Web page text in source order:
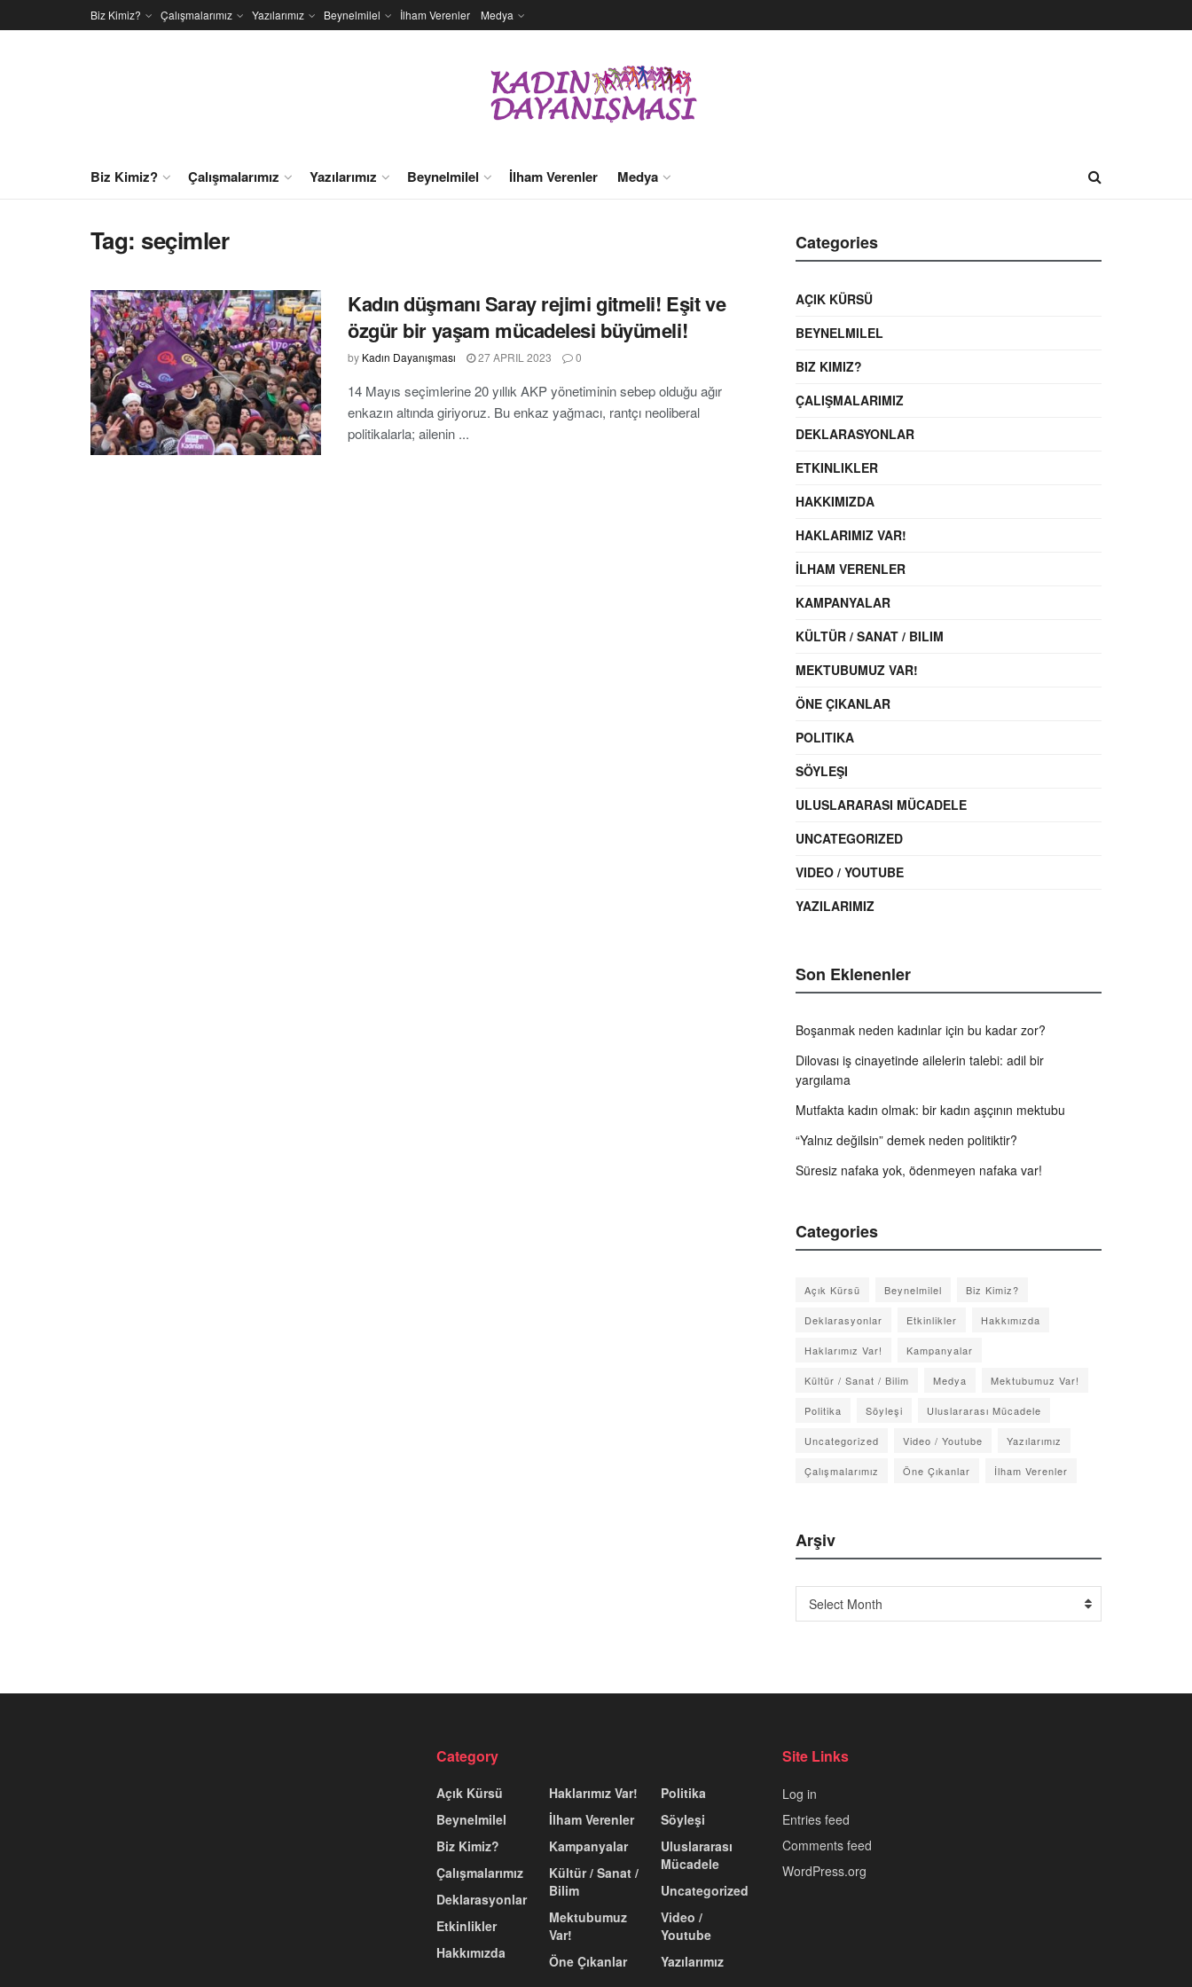
Biz Kimiz? Çalışmalarımız Yazılarımız Beynelmilel İlham Verenler Medya
Biz Kimiz? Çalışmalarımız Yazılarımız Beynelmilel İlham Verenler Medya
Tag: seçimler
Kadın düşmanı Saray rejimi gitmeli! Eşit ve
özgür bir yaşam mücadelesi büyümeli!
by Kadın Dayanışması 27 APRIL 2023 0
14 Mayıs seçimlerine 20 yıllık AKP yönetiminin sebep olduğu ağır
enkazın altında giriyoruz. Bu enkaz yağmacı, rantçı neoliberal
politikalarla; ailenin ...
Categories
AÇIK KÜRSÜ
BEYNELMILEL
BIZ KIMIZ?
ÇALIŞMALARIMIZ
DEKLARASYONLAR
ETKINLIKLER
HAKKIMIZDA
HAKLARIMIZ VAR!
İLHAM VERENLER
KAMPANYALAR
KÜLTÜR / SANAT / BILIM
MEKTUBUMUZ VAR!
ÖNE ÇIKANLAR
POLITIKA
SÖYLEŞI
ULUSLARARASI MÜCADELE
UNCATEGORIZED
VIDEO / YOUTUBE
YAZILARIMIZ
Son Eklenenler
Boşanmak neden kadınlar için bu kadar zor?
Dilovası iş cinayetinde ailelerin talebi: adil bir
yargılama
Mutfakta kadın olmak: bir kadın aşçının mektubu
“Yalnız değilsin” demek neden politiktir?
Süresiz nafaka yok, ödenmeyen nafaka var!
Categories
Açık Kürsü Beynelmilel Biz Kimiz?
Deklarasyonlar Etkinlikler Hakkımızda
Haklarımız Var! Kampanyalar
Kültür / Sanat / Bilim Medya Mektubumuz Var!
Politika Söyleşi Uluslararası Mücadele
Uncategorized Video / Youtube Yazılarımız
Çalışmalarımız Öne Çıkanlar İlham Verenler
Arşiv
ArşivSelect Month
Category
Açık Kürsü
Beynelmilel
Biz Kimiz?
Çalışmalarımız
Deklarasyonlar
Etkinlikler
Hakkımızda
Haklarımız Var!
İlham Verenler
Kampanyalar
Kültür / Sanat /
Bilim
Mektubumuz
Var!
Öne Çıkanlar
Politika
Söyleşi
Uluslararası
Mücadele
Uncategorized
Video /
Youtube
Yazılarımız
Site Links
Log in
Entries feed
Comments feed
WordPress.org